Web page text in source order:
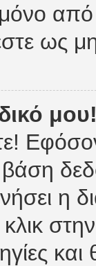
από
ως
η